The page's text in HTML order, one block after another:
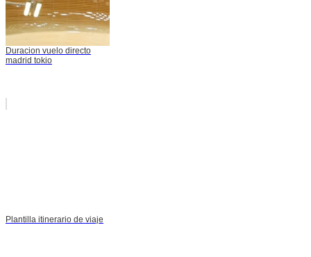
Duracion vuelo directo
madrid tokio
Plantilla itinerario de viaje